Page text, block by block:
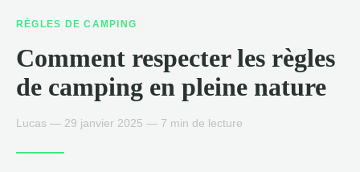
RÈGLES DE CAMPING
Comment respecter les règles
de camping en pleine nature
Lucas — 29 janvier 2025 — 7 min de lecture